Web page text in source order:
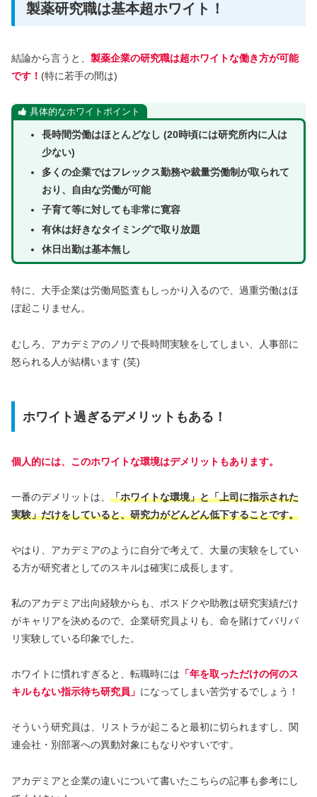
製薬研究職は基本超ホワイト！
結論から言うと、 製薬企業の研究職は超ホワイトな働き方が可能
です！ (特に若手の間は)
具体的なホワイトポイント
長時間労働はほとんどなし (20時頃には研究所内に人は
少ない)
多くの企業ではフレックス勤務や裁量労働制が取られて
おり、自由な労働が可能
子育て等に対しても非常に寛容
有休は好きなタイミングで取り放題
休日出勤は基本無し
特に、大手企業は労働局監査もしっかり入るので、過重労働はほ
ぼ起こりません。
むしろ、アカデミアのノリで長時間実験をしてしまい、人事部に
怒られる人が結構います (笑)
ホワイト過ぎるデメリットもある！
個人的には、このホワイトな環境はデメリットもあります。
一番のデメリットは、 「ホワイトな環境」と「上司に指示された
実験」だけをしていると、研究力がどんどん低下することです。
やはり、アカデミアのように自分で考えて、大量の実験をしてい
る方が研究者としてのスキルは確実に成長します。
私のアカデミア出向経験からも、ポスドクや助教は研究実績だけ
がキャリアを決めるので、企業研究員よりも、命を賭けてバリバ
リ実験している印象でした。
ホワイトに慣れすぎると、転職時には 「年を取っただけの何のス
キルもない指示待ち研究員」 になってしまい苦労するでしょう！
そういう研究員は、リストラが起こると最初に切られますし、関
連会社・別部署への異動対象にもなりやすいです。
アカデミアと企業の違いについて書いたこちらの記事も参考にし